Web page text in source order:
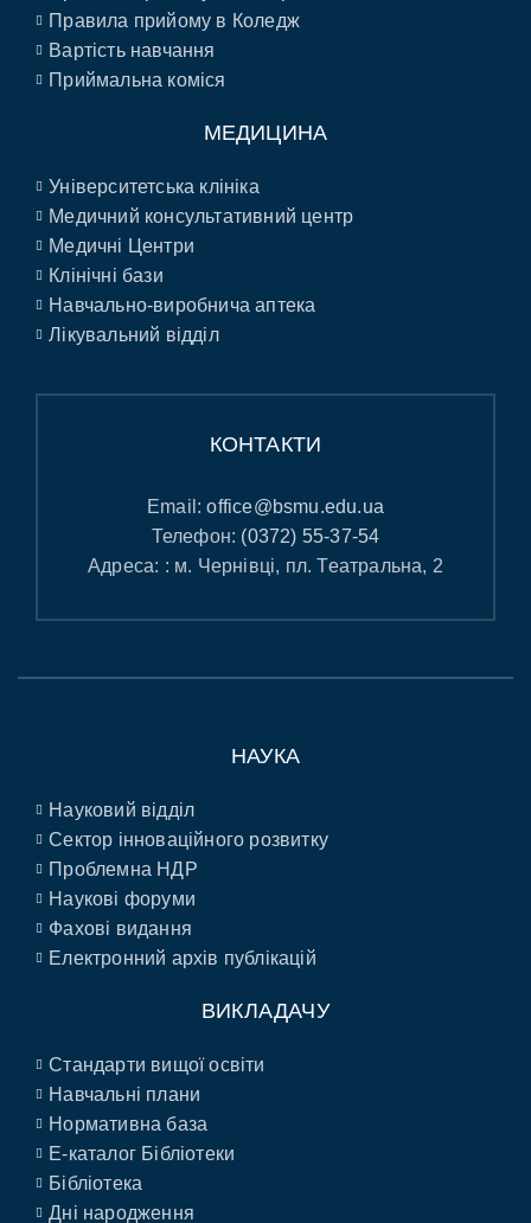
Правила прийому в Коледж
Вартість навчання
Приймальна коміся
МЕДИЦИНА
Університетська клініка
Медичний консультативний центр
Медичні Центри
Клінічні бази
Навчально-виробнича аптека
Лікувальний відділ
КОНТАКТИ
Email:office@bsmu.edu.ua
Телефон: (0372) 55-37-54
Адреса: : м. Чернівці, пл. Театральна, 2
НАУКА
Науковий відділ
Сектор інноваційного розвитку
Проблемна НДР
Наукові форуми
Фахові видання
Електронний архів публікацій
ВИКЛАДАЧУ
Стандарти вищої освіти
Навчальні плани
Нормативна база
E-каталог Бібліотеки
Бібліотека
Дні народження